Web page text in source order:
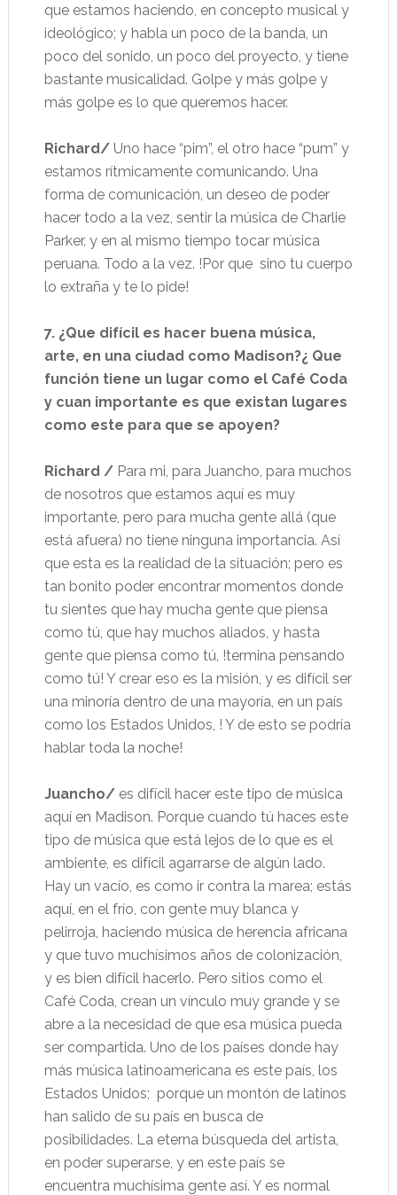
que estamos haciendo, en concepto musical y
ideológico; y habla un poco de la banda, un
poco del sonido, un poco del proyecto, y tiene
bastante musicalidad. Golpe y más golpe y
más golpe es lo que queremos hacer.
Richard/Uno hace “pim”, el otro hace “pum” y
estamos rítmicamente comunicando. Una
forma de comunicación, un deseo de poder
hacer todo a la vez, sentir la música de Charlie
Parker, y en al mismo tiempo tocar música
peruana. Todo a la vez. !Por que sino tu cuerpo
lo extraña y te lo pide!
7. ¿Que difícil es hacer buena música,
arte, en una ciudad como Madison?¿ Que
función tiene un lugar como el Café Coda
y cuan importante es que existan lugares
como este para que se apoyen?
Richard /Para mi, para Juancho, para muchos
de nosotros que estamos aquí es muy
importante, pero para mucha gente allá (que
está afuera) no tiene ninguna importancia. Así
que esta es la realidad de la situación; pero es
tan bonito poder encontrar momentos donde
tu sientes que hay mucha gente que piensa
como tú, que hay muchos aliados, y hasta
gente que piensa como tú, !termina pensando
como tú! Y crear eso es la misión, y es difícil ser
una minoría dentro de una mayoría, en un país
como los Estados Unidos, ! Y de esto se podría
hablar toda la noche!
Juancho/es difícil hacer este tipo de música
aquí en Madison. Porque cuando tú haces este
tipo de música que está lejos de lo que es el
ambiente, es difícil agarrarse de algún lado.
Hay un vacío, es como ir contra la marea; estás
aquí, en el frío, con gente muy blanca y
pelirroja, haciendo música de herencia africana
y que tuvo muchísimos años de colonización,
y es bien difícil hacerlo. Pero sitios como el
Café Coda, crean un vínculo muy grande y se
abre a la necesidad de que esa música pueda
ser compartida. Uno de los países donde hay
más música latinoamericana es este país, los
Estados Unidos; porque un montón de latinos
han salido de su país en busca de
posibilidades. La eterna búsqueda del artista,
en poder superarse, y en este país se
encuentra muchísima gente así. Y es normal